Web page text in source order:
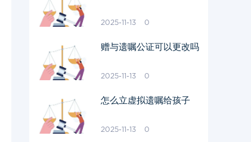
2025-11-13 0
赠与遗嘱公证可以更改吗
2025-11-13 0
怎么立虚拟遗嘱给孩子
2025-11-13 0